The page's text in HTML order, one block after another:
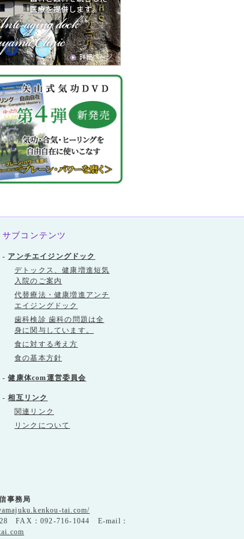
サブコンテンツ
- アンチエイジングドック
デトックス、健康増進短気
入院のご案内
代替療法・健康増進アンチ
エイジングドック
歯科検診 歯科の問題は全
身に関与しています。
食に対する考え方
食の基本方針
-健康体com運営委員会
-相互リンク
関連リンク
リンクについて
事務局
tai.com/
FAX：092-716-1044 E-mail：